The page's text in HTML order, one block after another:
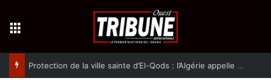
Protection de la ville sainte d’El-Qods : l’Algérie appelle à une action collective